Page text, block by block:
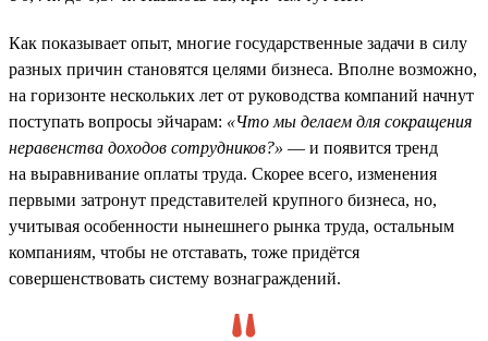
Как показывает опыт, многие государственные задачи в силу
разных причин становятся целями бизнеса. Вполне возможно,
на горизонте нескольких лет от руководства компаний начнут
поступать вопросы эйчарам: «Что мы делаем для сокращения
неравенства доходов сотрудников?» — и появится тренд
на выравнивание оплаты труда. Скорее всего, изменения
первыми затронут представителей крупного бизнеса, но,
учитывая особенности нынешнего рынка труда, остальным
компаниям, чтобы не отставать, тоже придётся
совершенствовать систему вознаграждений.